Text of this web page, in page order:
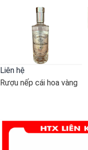
Liên hệ
Rượu nếp cái hoa vàng